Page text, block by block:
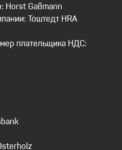
Horst Gaßmann
Тоштедт HRA
плательщика НДС: